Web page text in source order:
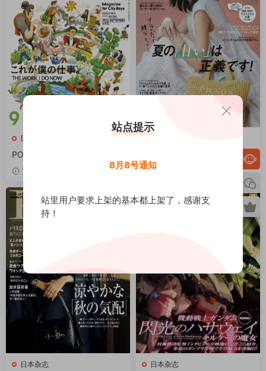
日本杂志
POPEYE 2026年9月 PDF
13小时前
日本杂志
VERY 2026全年1-12月共12期
PDF ヴエリィ
2天前
日本杂志 日本杂志
站点提示
8月8号通知
站里用户要求上架的基本都上架了，感谢支
持！